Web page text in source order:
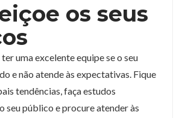
os seus
uma excelente equipe se o seu
e não atende às expectativas. Fique
tendências, faça estudos
seu público e procure atender às